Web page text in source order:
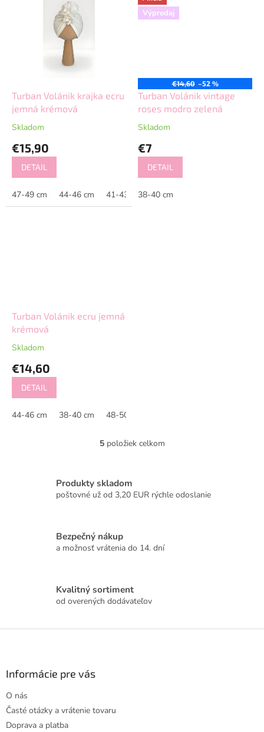
Turban Volánik krajka ecru
jemná krémová
Skladom
€15,90
DETAIL
47-49 cm 44-46 cm 41-43 cm 38-40 cm
Výpredaj
€14,60 –52 %
Turban Volánik vintage
roses modro zelená
Skladom
€7
DETAIL
38-40 cm
Turban Volánik ecru jemná
krémová
Skladom
€14,60
DETAIL
44-46 cm 38-40 cm 48-50 cm
O
á
d
p
y
v
p
5položiek celkom
Produkty skladom
poštovné už od 3,20 EUR rýchle odoslanie
Bezpečný nákup
a možnosť vrátenia do 14. dní
Kvalitný sortiment
od overených dodávateľov
Informácie pre vás
O nás
Časté otázky a vrátenie tovaru
Doprava a platba